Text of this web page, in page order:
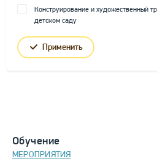
Конструирование и художественный
детском саду
Применить
Обучение
МЕРОПРИЯТИЯ